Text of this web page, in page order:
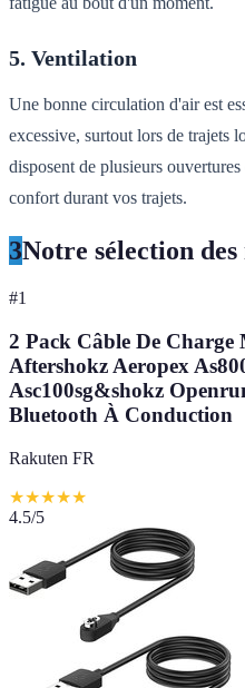
5. Ventilation
Une bonne circulation d'air est
excessive, surtout lors de trajets
disposent de plusieurs
confort durant vos trajets.
3Notre sélection
#1
2 Pack Câble De
Aftershokz Aeropex
Asc100sg&shokz
Bluetooth À Conduction
Rakuten FR
★★★★★
4.5/5